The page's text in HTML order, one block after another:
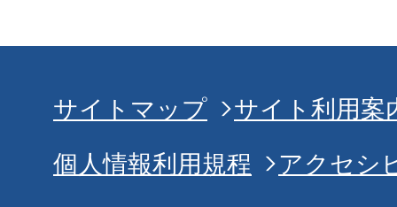
サイトマップ
サイト利用案
個人情報利用規程
アクセシ